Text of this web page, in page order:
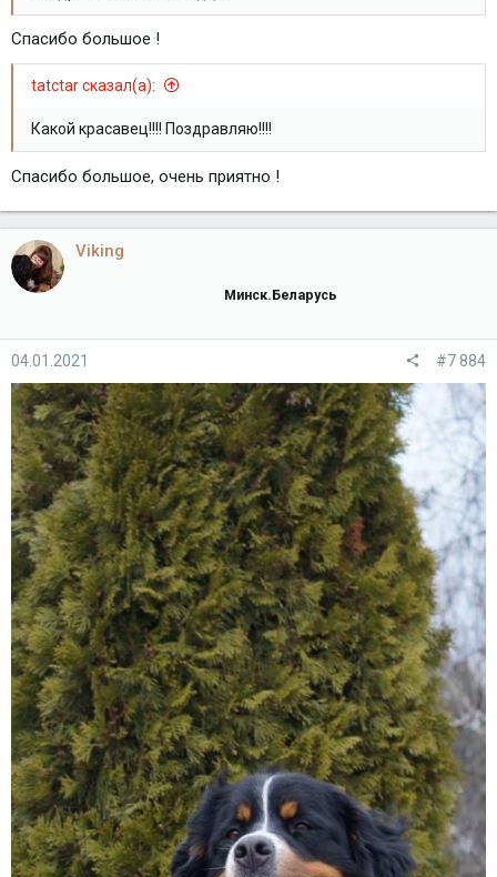
Спасибо большое !
tatctar сказал(а):
Какой красавец!!!! Поздравляю!!!!
Спасибо большое, очень приятно !
Viking
Минск.Беларусь
04.01.2021 #7 884